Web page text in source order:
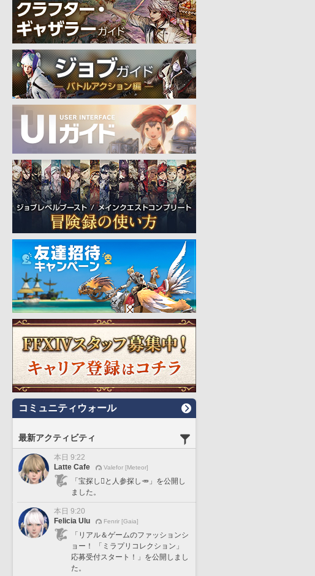
コミュニティウォール
最新アクティビティ
本日 9:22
Latte Cafe
Valefor [Meteor]
「宝探し🪎と人参探し🥕」を公開し
ました。
本日 9:20
Felicia Ulu
Fenrir [Gaia]
「リアル＆ゲームのファッションシ
ョー！ 「ミラプリコレクション」
応募受付スタート！」を公開しまし
た。